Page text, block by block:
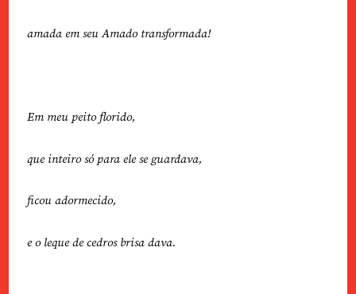
amada em seu Amado transformada!
Em meu peito florido,
que inteiro só para ele se guardava,
ficou adormecido,
e o leque de cedros brisa dava.